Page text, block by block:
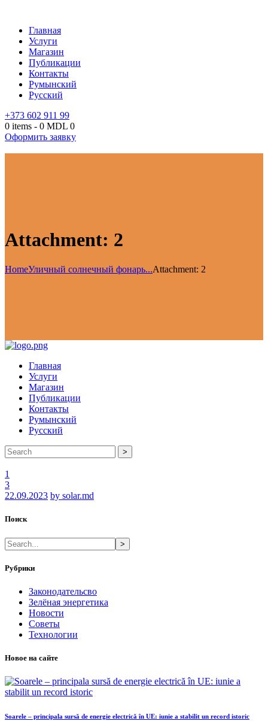
Главная
Услуги
Магазин
Публикации
Контакты
Румынский
Русский
+373 602 911 99
0 items - 0 MDL 0
Оформить заявку
Attachment: 2
HomeУличный солнечный фонарь...Attachment: 2
Главная
Услуги
Магазин
Публикации
Контакты
Румынский
Русский
>
1
3
22.09.2023 by solar.md
Поиск
>
Рубрики
Законодательсво
Зелёная энергетика
Новости
Советы
Технологии
Новое на сайте
Soarele – principala sursă de energie electrică în UE: iunie a stabilit un record istoric